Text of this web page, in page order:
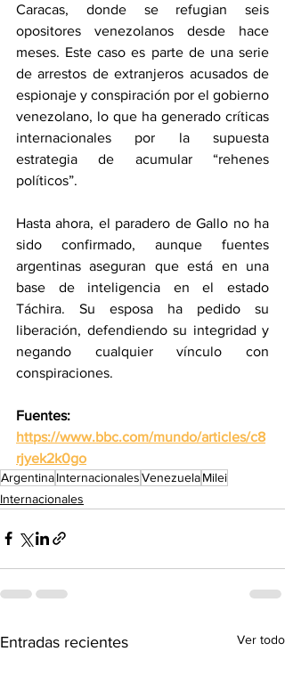
Caracas, donde se refugian seis
opositores venezolanos desde hace
meses. Este caso es parte de una serie
de arrestos de extranjeros acusados de
espionaje y conspiración por el gobierno
venezolano, lo que ha generado críticas
internacionales por la supuesta
estrategia de acumular “rehenes
políticos”.
Hasta ahora, el paradero de Gallo no ha
sido confirmado, aunque fuentes
argentinas aseguran que está en una
base de inteligencia en el estado
Táchira. Su esposa ha pedido su
liberación, defendiendo su integridad y
negando cualquier vínculo con
conspiraciones.
https://www.bbc.com/mundo/articles/c8
rjyek2k0go
ArgentinaInternacionalesVenezuelaMilei
Internacionales
Entradas recientes Ver todo